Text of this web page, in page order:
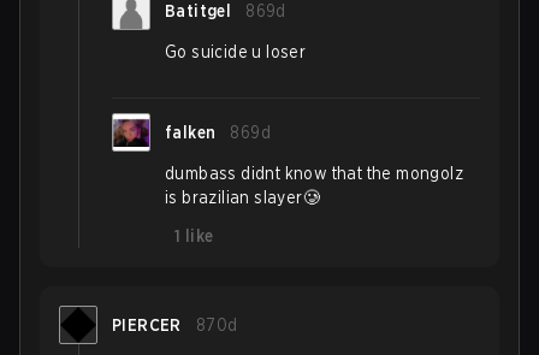
Batitgel 869d
Go suicide u loser
falken 869d
dumbass didnt know that the mongolz
is brazilian slayer🥲
1
like
PIERCER 870d